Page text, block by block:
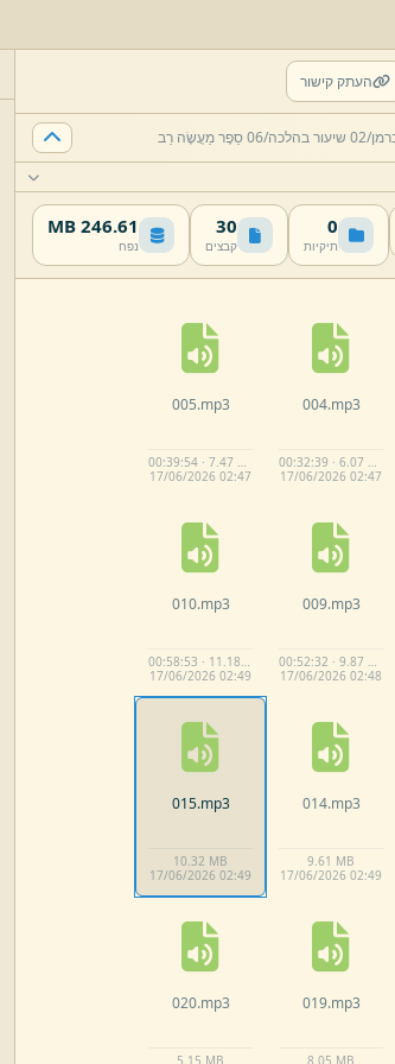
העתק קישור
02 שיעור בהלכה/ 06 סֵפֶר מַעֲשֶׂה רַב
0
תיקיות
30
קבצים
246.61 MB
נפח
004.mp3
00:32:39 · 6.07 MB
17/06/2026 02:47
005.mp3
00:39:54 · 7.47 MB
17/06/2026 02:47
009.mp3
00:52:32 · 9.87 MB
17/06/2026 02:48
010.mp3
00:58:53 · 11.18 MB
17/06/2026 02:49
014.mp3
9.61 MB
17/06/2026 02:49
015.mp3
10.32 MB
17/06/2026 02:49
019.mp3
8. 05 MB
020.mp3
5. 15 MB